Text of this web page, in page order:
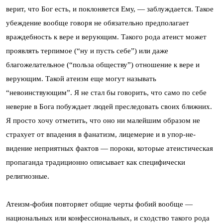
верит, что Бог есть, и поклоняется Ему, — заблуждается. Такое
убеждение вообще говоря не обязательно предполагает
враждебность к вере и верующим. Такого рода атеист может
проявлять терпимое (“ну и пусть себе”) или даже
благожелательное (“польза обществу”) отношение к вере и
верующим. Такой атеизм еще могут называть
“невоинствующим”. Я не стал бы говорить, что само по себе
неверие в Бога побуждает людей преследовать своих ближних.
Я просто хочу отметить, что оно ни малейшим образом не
страхует от впадения в фанатизм, лицемерие и в упор-не-
видение неприятных фактов — пороки, которые атеистическая
пропаганда традиционно описывает как специфически
религиозные.
Атеизм-фобия повторяет общие черты фобий вообще —
национальных или конфессиональных, и сходство такого рода